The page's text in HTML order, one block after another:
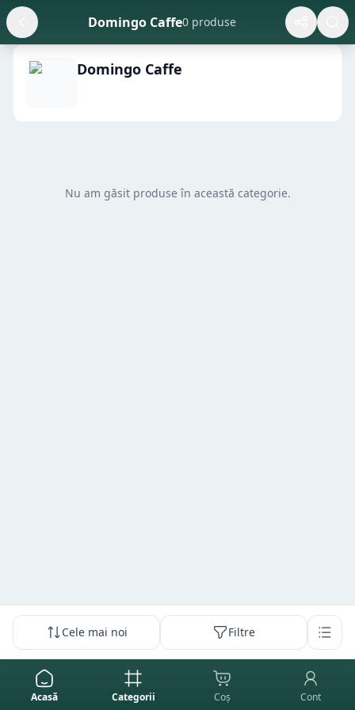
Domingo Caffe0 produse
Domingo Caffe
Nu am găsit produse în această categorie.
Cele mai noi Filtre
Acasă Categorii Coș Cont